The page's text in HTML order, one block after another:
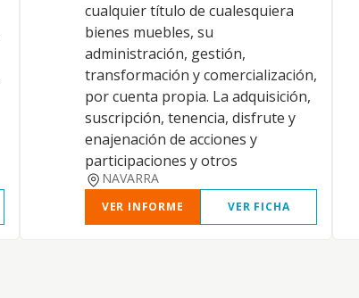
cualquier título de cualesquiera
bienes muebles, su
administración, gestión,
transformación y comercialización,
por cuenta propia. La adquisición,
suscripción, tenencia, disfrute y
enajenación de acciones y
participaciones y otros
NAVARRA
VER INFORME VER FICHA